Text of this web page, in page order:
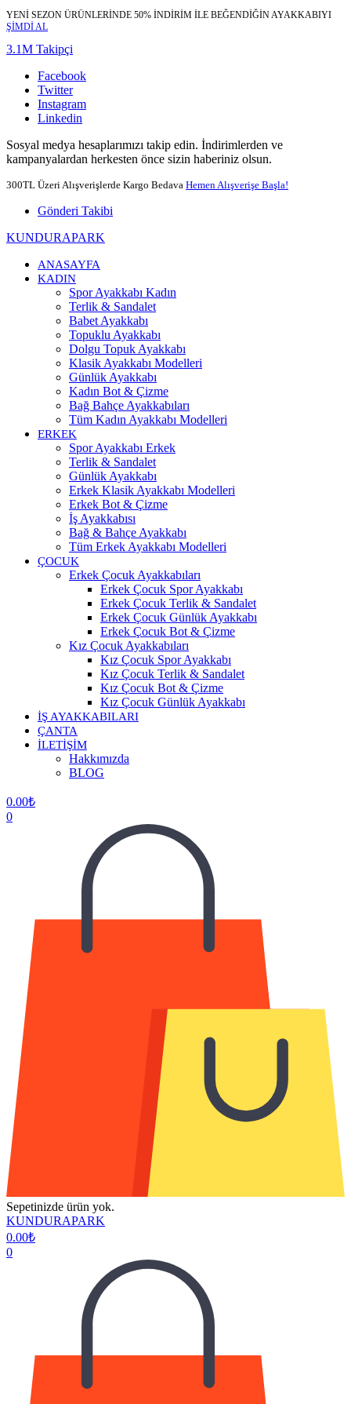
YENİ SEZON ÜRÜNLERİNDE 50% İNDİRİM İLE BEĞENDİĞİN AYAKKABIYI
ŞİMDİ AL
3.1M Takipçi
Facebook
Twitter
Instagram
Linkedin
Sosyal medya hesaplarımızı takip edin. İndirimlerden ve
kampanyalardan herkesten önce sizin haberiniz olsun.
300TL Üzeri Alışverişlerde Kargo Bedava Hemen Alışverişe Başla!
Gönderi Takibi
KUNDURAPARK
ANASAYFA
KADIN
Spor Ayakkabı Kadın
Terlik & Sandalet
Babet Ayakkabı
Topuklu Ayakkabı
Dolgu Topuk Ayakkabı
Klasik Ayakkabı Modelleri
Günlük Ayakkabı
Kadın Bot & Çizme
Bağ Bahçe Ayakkabıları
Tüm Kadın Ayakkabı Modelleri
ERKEK
Spor Ayakkabı Erkek
Terlik & Sandalet
Günlük Ayakkabı
Erkek Klasik Ayakkabı Modelleri
Erkek Bot & Çizme
İş Ayakkabısı
Bağ & Bahçe Ayakkabı
Tüm Erkek Ayakkabı Modelleri
ÇOCUK
Erkek Çocuk Ayakkabıları
Erkek Çocuk Spor Ayakkabı
Erkek Çocuk Terlik & Sandalet
Erkek Çocuk Günlük Ayakkabı
Erkek Çocuk Bot & Çizme
Kız Çocuk Ayakkabıları
Kız Çocuk Spor Ayakkabı
Kız Çocuk Terlik & Sandalet
Kız Çocuk Bot & Çizme
Kız Çocuk Günlük Ayakkabı
İŞ AYAKKABILARI
ÇANTA
İLETİŞİM
Hakkımızda
BLOG
0.00₺
0
Sepetinizde ürün yok.
KUNDURAPARK
0.00₺
0